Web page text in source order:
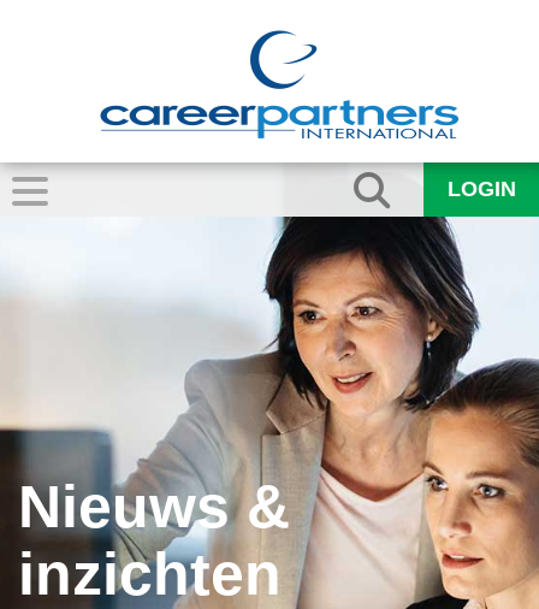
LOGIN
Nieuws &
inzichten